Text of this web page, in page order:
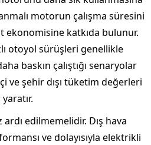
motorun çalışma süresini
ekonomisine katkıda bulunur.
otoyol sürüşleri genellikle
baskın çalıştığı senaryolar
ve şehir dışı tüketim değerleri
edilmemelidir. Dış hava
ve dolayısıyla elektrikli